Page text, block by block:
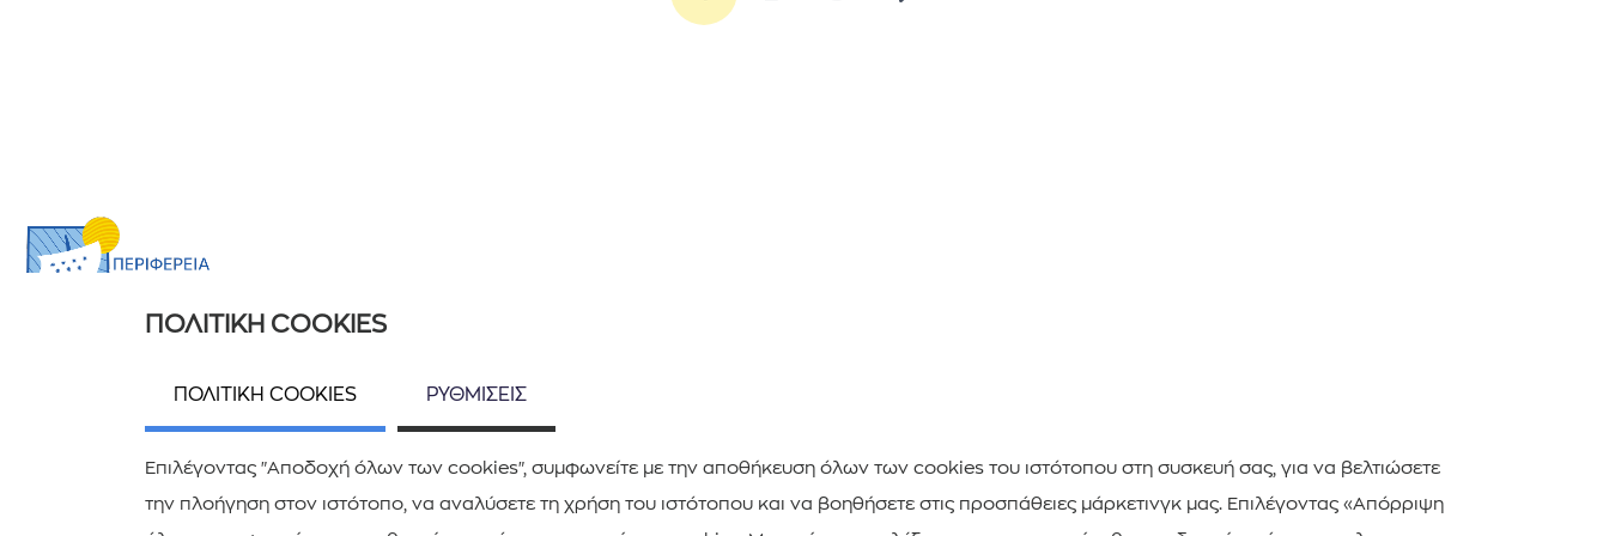
ΠΟΛΙΤΙΚΗ COOKIES
ΠΟΛΙΤΙΚΗ COOKIES ΡΥΘΜΙΣΕΙΣ
Επιλέγοντας "Αποδοχή όλων των cookies", συμφωνείτε με την αποθήκευση όλων των cookies του ιστότοπου στη συσκευή σας, για να βελτιώσετε
την πλοήγηση στον ιστότοπο, να αναλύσετε τη χρήση του ιστότοπου και να βοηθήσετε στις προσπάθειες μάρκετινγκ μας. Επιλέγοντας «Απόρριψη